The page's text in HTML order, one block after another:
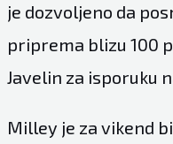
je dozvoljeno da
priprema blizu 100
Javelin za isporuku
Milley je za vikend